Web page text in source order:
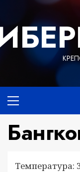
содержимому
меню
Температура: